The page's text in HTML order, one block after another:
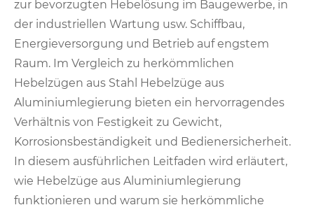
zur bevorzugten Hebelösung im Baugewerbe, in
der industriellen Wartung usw. Schiffbau,
Energieversorgung und Betrieb auf engstem
Raum. Im Vergleich zu herkömmlichen
Hebelzügen aus Stahl Hebelzüge aus
Aluminiumlegierung bieten ein hervorragendes
Verhältnis von Festigkeit zu Gewicht,
Korrosionsbeständigkeit und Bedienersicherheit.
In diesem ausführlichen Leitfaden wird erläutert,
wie Hebelzüge aus Aluminiumlegierung
funktionieren und warum sie herkömmliche